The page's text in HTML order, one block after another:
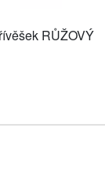
RŮŽOVÝ